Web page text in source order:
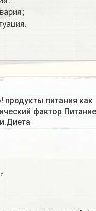
продукты питания как